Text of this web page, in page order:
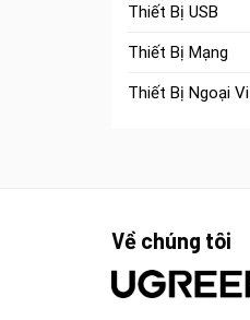
Thiết Bị USB
Thiết Bị Mạng
Thiết Bị Ngoại Vi
Về chúng tôi